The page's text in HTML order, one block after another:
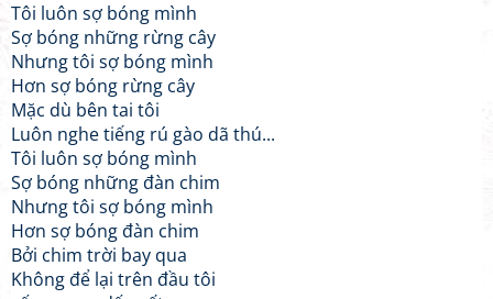
Tôi luôn sợ bóng mình
Sợ bóng những rừng cây
Nhưng tôi sợ bóng mình
Hơn sợ bóng rừng cây
Mặc dù bên tai tôi
Luôn nghe tiếng rú gào dã thú...
Tôi luôn sợ bóng mình
Sợ bóng những đàn chim
Nhưng tôi sợ bóng mình
Hơn sợ bóng đàn chim
Bởi chim trời bay qua
Không để lại trên đầu tôi